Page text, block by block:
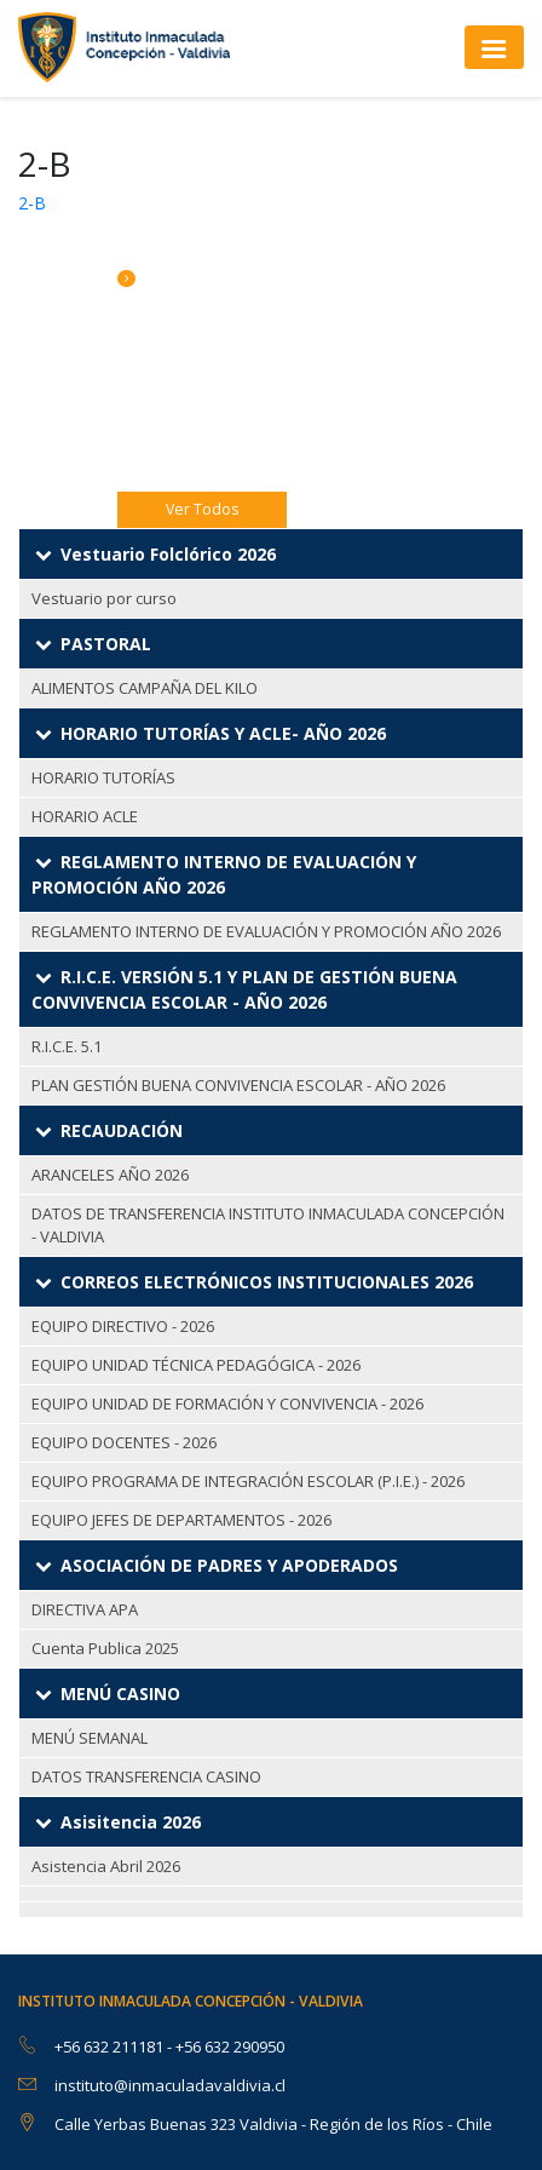
2-B
2-B
Ver Todos
Vestuario Folclórico 2026
Vestuario por curso
PASTORAL
ALIMENTOS CAMPAÑA DEL KILO
HORARIO TUTORÍAS Y ACLE- AÑO 2026
HORARIO TUTORÍAS
HORARIO ACLE
REGLAMENTO INTERNO DE EVALUACIÓN Y
PROMOCIÓN AÑO 2026
REGLAMENTO INTERNO DE EVALUACIÓN Y PROMOCIÓN AÑO 2026
R.I.C.E. VERSIÓN 5.1 Y PLAN DE GESTIÓN BUENA
CONVIVENCIA ESCOLAR - AÑO 2026
R.I.C.E. 5.1
PLAN GESTIÓN BUENA CONVIVENCIA ESCOLAR - AÑO 2026
RECAUDACIÓN
ARANCELES AÑO 2026
DATOS DE TRANSFERENCIA INSTITUTO INMACULADA CONCEPCIÓN
- VALDIVIA
CORREOS ELECTRÓNICOS INSTITUCIONALES 2026
EQUIPO DIRECTIVO - 2026
EQUIPO UNIDAD TÉCNICA PEDAGÓGICA - 2026
EQUIPO UNIDAD DE FORMACIÓN Y CONVIVENCIA - 2026
EQUIPO DOCENTES - 2026
EQUIPO PROGRAMA DE INTEGRACIÓN ESCOLAR (P.I.E.) - 2026
EQUIPO JEFES DE DEPARTAMENTOS - 2026
ASOCIACIÓN DE PADRES Y APODERADOS
DIRECTIVA APA
Cuenta Publica 2025
MENÚ CASINO
MENÚ SEMANAL
DATOS TRANSFERENCIA CASINO
Asisitencia 2026
Asistencia Abril 2026
INSTITUTO INMACULADA CONCEPCIÓN - VALDIVIA
+56 632 211181 -+56 632 290950
instituto@inmaculadavaldivia.cl
Calle Yerbas Buenas 323 Valdivia - Región de los Ríos - Chile